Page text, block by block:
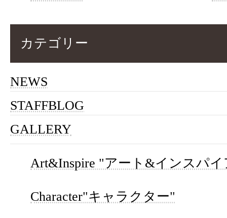
カテゴリー
NEWS
STAFFBLOG
GALLERY
Art&Inspire "アート&インスパ
Character"キャラクター"